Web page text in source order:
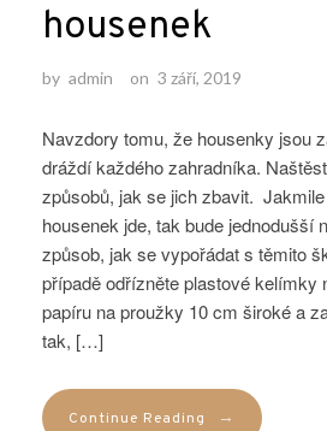
housenek
by admin on 3 září, 2019
Navzdory tomu, že housenky jsou
dráždí každého zahradníka.
způsobů, jak se jich zbavit.
housenek jde, tak bude jednodušší
způsob, jak se vypořádat s těmito
případě odřízněte plastové kelímky
papíru na proužky 10 cm široké a
tak, […]
Continue Reading →